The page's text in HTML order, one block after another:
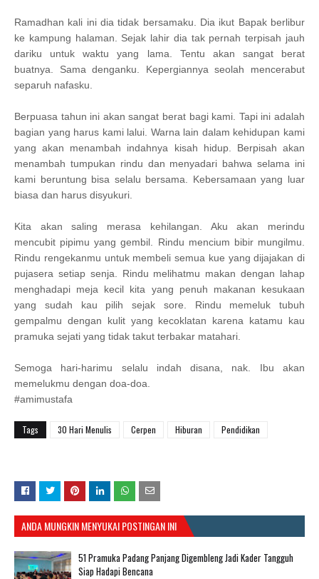
Ramadhan kali ini dia tidak bersamaku. Dia ikut Bapak berlibur
ke kampung halaman. Sejak lahir dia tak pernah terpisah jauh
dariku untuk waktu yang lama. Tentu akan sangat berat
buatnya. Sama denganku. Kepergiannya seolah mencerabut
separuh nafasku.
Berpuasa tahun ini akan sangat berat bagi kami. Tapi ini adalah
bagian yang harus kami lalui. Warna lain dalam kehidupan kami
yang akan menambah indahnya kisah hidup. Berpisah akan
menambah tumpukan rindu dan menyadari bahwa selama ini
kami beruntung bisa selalu bersama. Kebersamaan yang luar
biasa dan harus disyukuri.
Kita akan saling merasa kehilangan. Aku akan merindu
mencubit pipimu yang gembil. Rindu mencium bibir mungilmu.
Rindu rengekanmu untuk membeli semua kue yang dijajakan di
pujasera setiap senja. Rindu melihatmu makan dengan lahap
menghadapi meja kecil kita yang penuh makanan kesukaan
yang sudah kau pilih sejak sore. Rindu memeluk tubuh
gempalmu dengan kulit yang kecoklatan karena katamu kau
pramuka sejati yang tidak takut terbakar matahari.
Semoga hari-harimu selalu indah disana, nak. Ibu akan
memelukmu dengan doa-doa.
#amimustafa
Tags 30 Hari Menulis Cerpen Hiburan Pendidikan
ANDA MUNGKIN MENYUKAI POSTINGAN INI
51 Pramuka Padang Panjang Digembleng Jadi Kader Tangguh
Siap Hadapi Bencana